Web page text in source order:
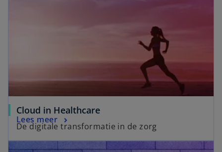
Cloud in Healthcare
De digitale transformatie in de zorg
Lees meer